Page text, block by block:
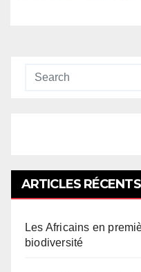
ARTICLES RÉCENTS
Les Africains en
biodiversité